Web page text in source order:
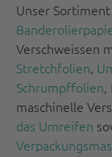
Unser
Verschweissen
Stretchfolien,
Schrumpffolien,
maschinelle
das Umreifen